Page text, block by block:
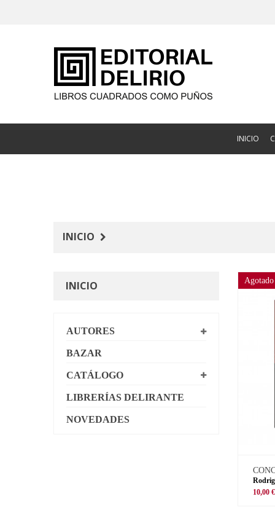
INICIO
INICIO
INICIO
AUTORES
BAZAR
CATÁLOGO
LIBRERÍAS DELIRANTE
NOVEDADES
Agotado
10,00 €